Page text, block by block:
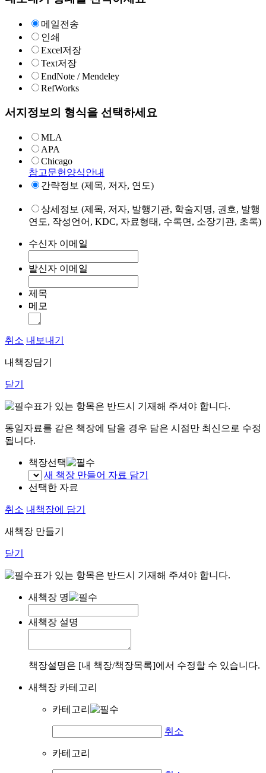
메일전송
인쇄
Excel저장
Text저장
EndNote / Mendeley
RefWorks
서지정보의 형식을 선택하세요
MLA
APA
Chicago
참고문헌양식안내
간략정보 (제목, 저자, 연도)
상세정보 (제목, 저자, 발행기관, 학술지명, 권호, 발행
연도, 작성언어, KDC, 자료형태, 수록면, 소장기관, 초록)
수신자 이메일
발신자 이메일
제목
메모
취소 내보내기
내책장담기
닫기
표가 있는 항목은 반드시 기재해 주셔야 합니다.
동일자료를 같은 책장에 담을 경우 담은 시점만 최신으로 수정
됩니다.
책장선택
새 책장 만들어 자료 담기
선택한 자료
취소 내책장에 담기
새책장 만들기
닫기
표가 있는 항목은 반드시 기재해 주셔야 합니다.
새책장 명
새책장 설명
책장설명은 [내 책장/책장목록]에서 수정할 수 있습니다.
새책장 카테고리
카테고리
취소
카테고리